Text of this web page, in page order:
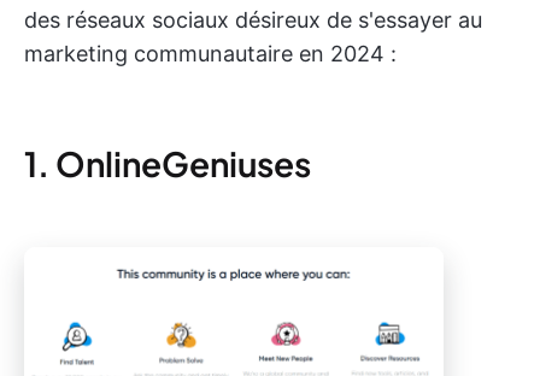
des réseaux sociaux désireux de s'essayer au
marketing communautaire en 2024 :
1. OnlineGeniuses